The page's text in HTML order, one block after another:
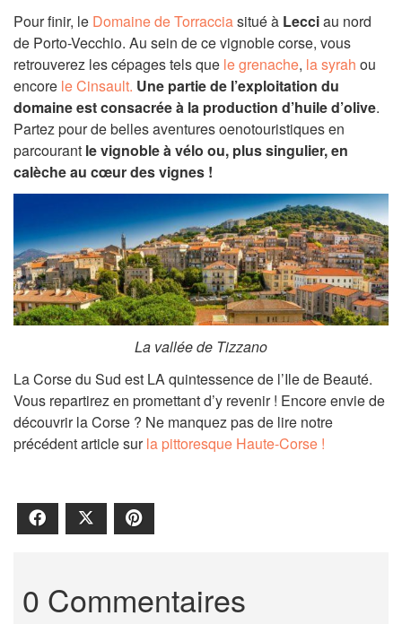
Pour finir, le Domaine de Torracciasitué à Lecciau nord
de Porto-Vecchio. Au sein de ce vignoble corse, vous
retrouverez les cépages tels que le grenache, la syrah ou
encore le Cinsault. Une partie de l’exploitation du
domaine est consacrée à la production d’huile d’olive.
Partez pour de belles aventures oenotouristiques en
parcourant le vignoble à vélo ou, plus singulier, en
calèche au cœur des vignes !
La vallée de Tizzano
La Corse du Sud est LA quintessence de l’Ile de Beauté.
Vous repartirez en promettant d’y revenir ! Encore envie de
découvrir la Corse ? Ne manquez pas de lire notre
précédent article surla pittoresque Haute-Corse !
Facebook
0 Commentaires